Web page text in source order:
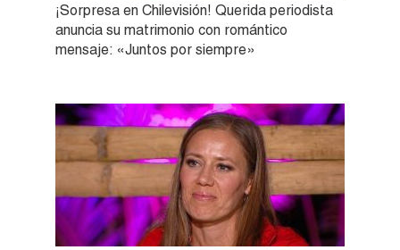
¡Sorpresa en Chilevisión! Querida periodista
anuncia su matrimonio con romántico
mensaje: «Juntos por siempre»